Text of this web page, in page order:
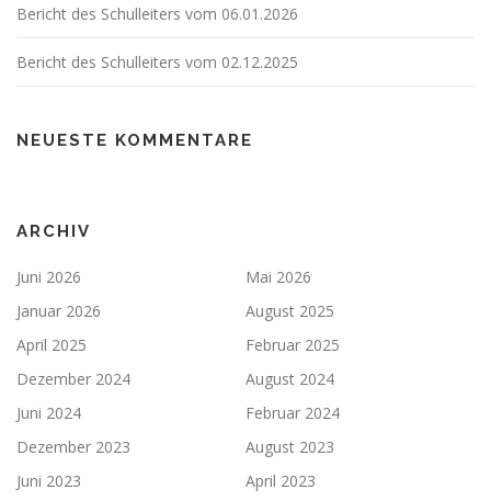
Bericht des Schulleiters vom 06.01.2026
Bericht des Schulleiters vom 02.12.2025
NEUESTE KOMMENTARE
ARCHIV
Juni 2026
Mai 2026
Januar 2026
August 2025
April 2025
Februar 2025
Dezember 2024
August 2024
Juni 2024
Februar 2024
Dezember 2023
August 2023
Juni 2023
April 2023